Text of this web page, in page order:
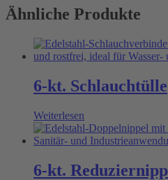
Ähnliche Produkte
6-kt. Schlauchtülle
Weiterlesen
6-kt.